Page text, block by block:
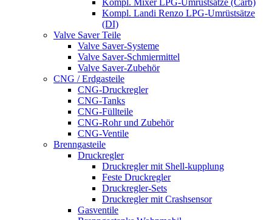
Kompl. Mixer LPG-Umrüstsätze (Carb)
Kompl. Landi Renzo LPG-Umrüstsätze
(DI)
Valve Saver Teile
Valve Saver-Systeme
Valve Saver-Schmiermittel
Valve Saver-Zubehör
CNG / Erdgasteile
CNG-Druckregler
CNG-Tanks
CNG-Füllteile
CNG-Rohr und Zubehör
CNG-Ventile
Brenngasteile
Druckregler
Druckregler mit Shell-kupplung
Feste Druckregler
Druckregler-Sets
Druckregler mit Crashsensor
Gasventile